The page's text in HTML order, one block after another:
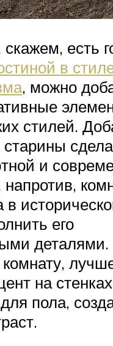
есть
в
, можно
стилей.
и
его
деталями.
на
пола,